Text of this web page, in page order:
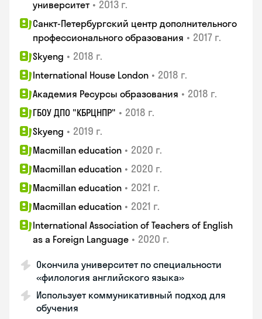
университет • 2013 г.
Санкт-Петербургский центр дополнительного
профессионального образования • 2017 г.
Skyeng • 2018 г.
International House London • 2018 г.
Академия Ресурсы образования • 2018 г.
ГБОУ ДПО "КБРЦНПР" • 2018 г.
Skyeng • 2019 г.
Macmillan education • 2020 г.
Macmillan education • 2020 г.
Macmillan education • 2021 г.
Macmillan education • 2021 г.
International Association of Teachers of English
as a Foreign Language • 2020 г.
Окончила университет по специальности
«филология английского языка»
Использует коммуникативный подход для
обучения